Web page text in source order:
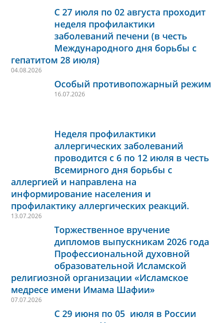
С 27 июля по 02 августа проходит
неделя профилактики
заболеваний печени (в честь
Международного дня борьбы с
гепатитом 28 июля)
04.08.2026
Особый противопожарный режим
16.07.2026
Неделя профилактики
аллергических заболеваний
проводится с 6 по 12 июля в честь
Всемирного дня борьбы с
аллергией и направлена на
информирование населения и
профилактику аллергических реакций.
13.07.2026
Торжественное вручение
дипломов выпускникам 2026 года
Профессиональной духовной
образовательной Исламской
религиозной организации «Исламское
медресе имени Имама Шафии»
07.07.2026
С 29 июня по 05 июля в России